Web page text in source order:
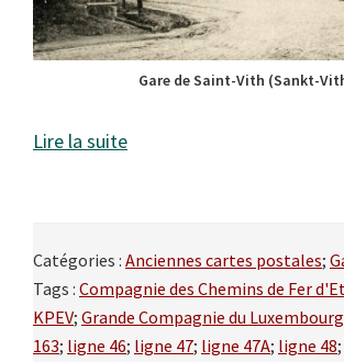
Gare de Saint-Vith (Sankt-
Lire la suite
Catégories : Anciennes cartes postales;
Tags : Compagnie des Chemins de Fer
KPEV; Grande Compagnie du Luxembourg
163; ligne 46; ligne 47; ligne 47A; ligne 48;